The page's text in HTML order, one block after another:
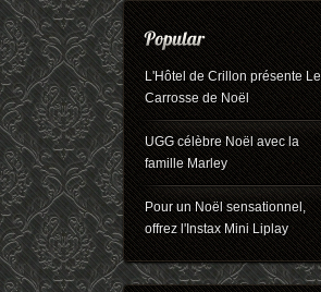
L'Hôtel de Crillon présente Le
Carrosse de Noël
UGG célèbre Noël avec la
famille Marley
Pour un Noël sensationnel,
offrez l'Instax Mini Liplay